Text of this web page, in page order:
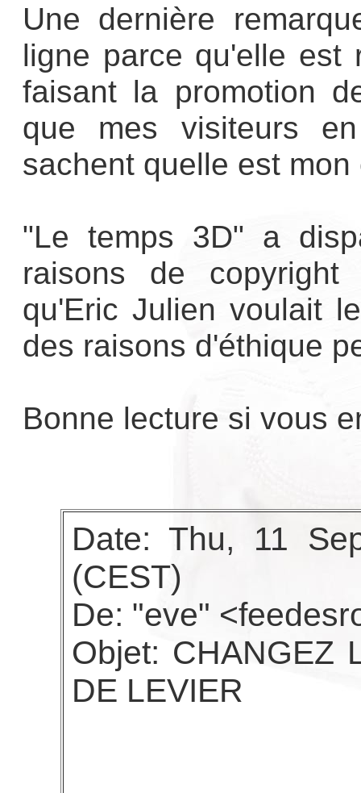
Une dernière
ligne parce qu'elle est
faisant la promotion
que mes visiteurs
sachent quelle est mon
"Le temps 3D" a
raisons de
qu'Eric Julien voulait
des raisons d'éthique
Bonne lecture si vous
Date: Thu, 11
(CEST)
De: "eve"
Objet: CHANGEZ
DE LEVIER